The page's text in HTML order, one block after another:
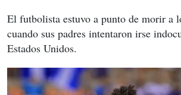
El futbolista estuvo a punto de morir a
cuando sus padres intentaron irse
Estados Unidos.